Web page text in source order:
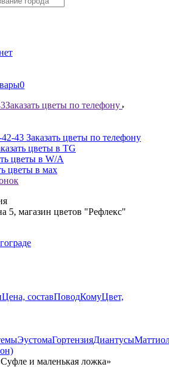
0
Заказать цветы по телефону
43 Заказать цветы по телефону
цветы в TG
цветы в W/A
цветы в мах
5, магазин цветов "Рефлекс"
Цена, составПоводКомуЦвет,
ЭустомаГортензияДиантусы
и маленькая ложка»